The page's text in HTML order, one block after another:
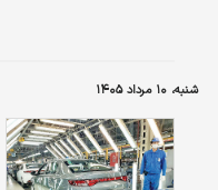
شنبه، ۱۰ مرداد ۱۴۰۵